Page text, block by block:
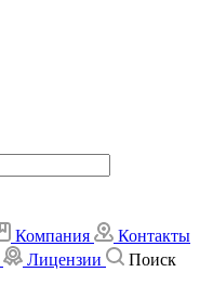
Компания
Контакты
Лицензии
Поиск